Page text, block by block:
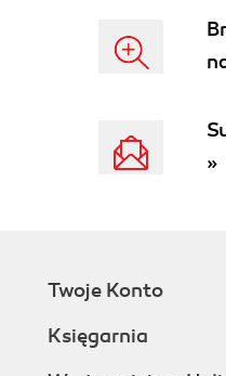
Użyteczne serwisy
Windows 2000 (159)
»
Twoje Konto
Księgarnia